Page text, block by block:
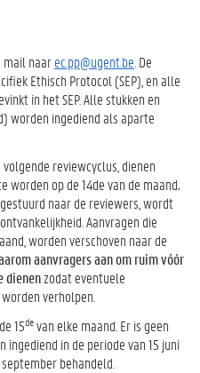
mail naarec.pp@ugent.be . De
Ethisch Protocol (SEP), en alle
in het SEP. Alle stukken en
worden ingediend als aparte
reviewcyclus, dienen
op de 14de van de maand.
naar de reviewers, wordt
Aanvragen die
worden verschoven naar de
aanvragers aan om ruim vóór
dienenzodat eventuele
verholpen.
15devan elke maand. Er is geen
in de periode van 15 juni
behandeld.